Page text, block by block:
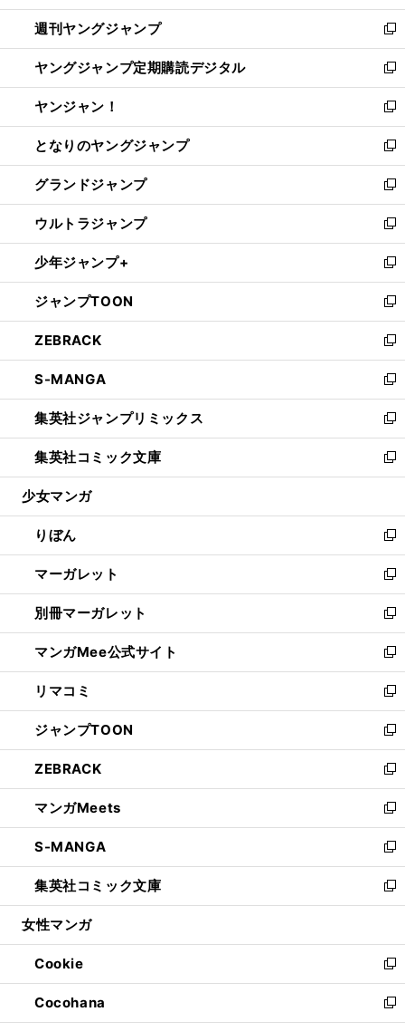
開
く
ウ
で
開
く
ン
ド
ウ
で
開
く
ウ
ィ
ン
ド
ウ
で
開
く
週刊ヤングジャンプ
新
し
い
ウ
ィ
ン
ド
ウ
で
開
く
ヤングジャンプ定期購読デジタル
新
し
い
ウ
ィ
ン
ド
ウ
で
開
く
ヤンジャン！
新
し
い
ウ
ィ
ン
ド
ウ
で
開
く
となりのヤングジャンプ
新
し
い
ウ
ィ
ン
ド
ウ
で
開
く
グランドジャンプ
新
し
い
ウ
ィ
ン
ド
ウ
で
開
く
ウルトラジャンプ
新
し
い
ウ
ィ
ン
ド
ウ
で
開
く
少年ジャンプ+
新
し
い
ウ
ィ
ン
ド
ウ
で
開
く
ジャンプTOON
新
し
い
ウ
ィ
ン
ド
ウ
で
開
ZEBRACK
新
し
い
ウ
ィ
ン
ド
ウ
開
く
S-MANGA
新
し
い
ウ
ィ
ン
ウ
で
開
く
集英社ジャンプリミックス
新
し
い
ウ
ン
ド
ウ
で
開
く
集英社コミック文庫
新
し
ウ
ィ
ン
ド
ウ
で
開
く
少女マンガ
りぼん
新
し
い
ウ
ィ
ン
ド
ウ
で
開
く
マーガレット
新
し
い
ウ
ィ
ン
ド
ウ
で
開
く
別冊マーガレット
新
し
い
ウ
ィ
ン
ド
ウ
で
開
く
マンガMee公式サイト
新
し
い
ウ
ィ
ン
ド
ウ
で
開
く
リマコミ
新
し
い
ウ
ィ
ン
ド
ウ
で
開
く
ジャンプTOON
新
し
い
ウ
ィ
ン
ド
ウ
で
開
ZEBRACK
新
し
い
ウ
ィ
ン
ド
ウ
開
く
マンガMeets
新
し
い
ウ
ィ
ン
ウ
で
開
く
S-MANGA
新
し
い
ウ
ン
ド
ウ
で
開
集英社コミック文庫
新
し
ウ
ィ
ン
ド
ウ
女性マンガ
Cookie
新
し
い
ウ
Cocohana
新
し